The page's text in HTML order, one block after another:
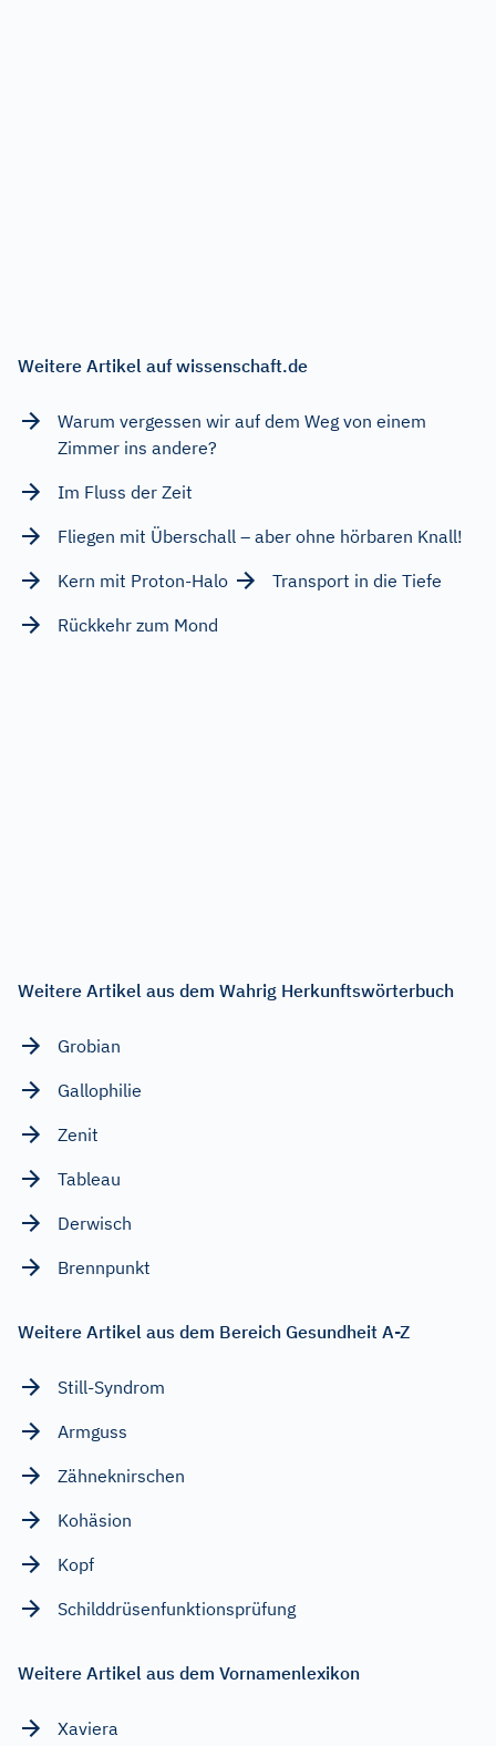
Weitere Artikel auf wissenschaft.de
Warum vergessen wir auf dem Weg von einem
Zimmer ins andere?
Im Fluss der Zeit
Fliegen mit Überschall – aber ohne hörbaren Knall!
Kern mit Proton-Halo
Transport in die Tiefe
Rückkehr zum Mond
Weitere Artikel aus dem Wahrig Herkunftswörterbuch
Grobian
Gallophilie
Zenit
Tableau
Derwisch
Brennpunkt
Weitere Artikel aus dem Bereich Gesundheit A-Z
Still-Syndrom
Armguss
Zähneknirschen
Kohäsion
Kopf
Schilddrüsenfunktionsprüfung
Weitere Artikel aus dem Vornamenlexikon
Xaviera